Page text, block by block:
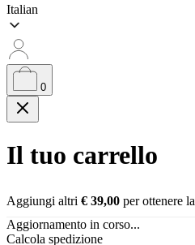
Italian
0
Il tuo carrello
Aggiungi altri € 39,00 per ottenere
Aggiornamento in corso...
Calcola spedizione